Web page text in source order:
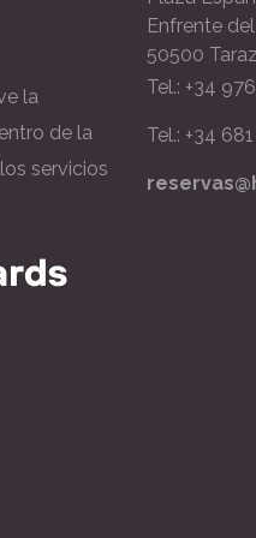
la
de la
servicios
Enfrente
50500
Tel.: +34
Tel.: +34